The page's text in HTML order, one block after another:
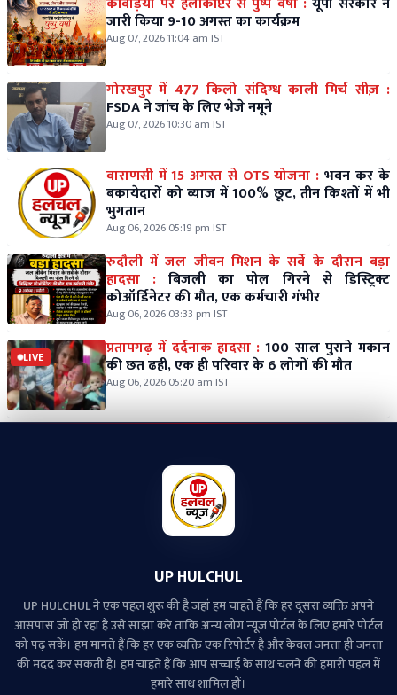
जारी किया 9-10 अगस्त का कार्यक्रम
Aug 07, 2026 11:04 am IST
गोरखपुर में 477 किलो संदिग्ध काली मिर्च सीज़ :
FSDA ने जांच के लिए भेजे नमूने
Aug 07, 2026 10:30 am IST
वाराणसी में 15 अगस्त से OTS योजना : भवन कर के
बकायेदारों को ब्याज में 100% छूट, तीन किश्तों में भी
भुगतान
Aug 06, 2026 05:19 pm IST
रुदौली में जल जीवन मिशन के सर्वे के दौरान बड़ा
हादसा : बिजली का पोल गिरने से डिस्ट्रिक्ट
कोऑर्डिनेटर की मौत, एक कर्मचारी गंभीर
Aug 06, 2026 03:33 pm IST
LIVE प्रतापगढ़ में दर्दनाक हादसा : 100 साल पुराने मकान
की छत ढही, एक ही परिवार के 6 लोगों की मौत
Aug 06, 2026 05:20 am IST
UP HULCHUL
UP HULCHUL ने एक पहल शुरू की है जहां हम चाहते हैं कि हर दूसरा व्‍यक्ति अपने
आसपास जो हो रहा है उसे साझा करे ताकि अन्‍य लोग न्‍यूज पोर्टल के लिए हमारे पोर्टल
को पढ़ सकें। हम मानते हैं कि हर एक व्यक्ति एक रिपोर्टर है और केवल जनता ही जनता
की मदद कर सकती है। हम चाहते हैं कि आप सच्चाई के साथ चलने की हमारी पहल में
हमारे साथ शामिल हों।